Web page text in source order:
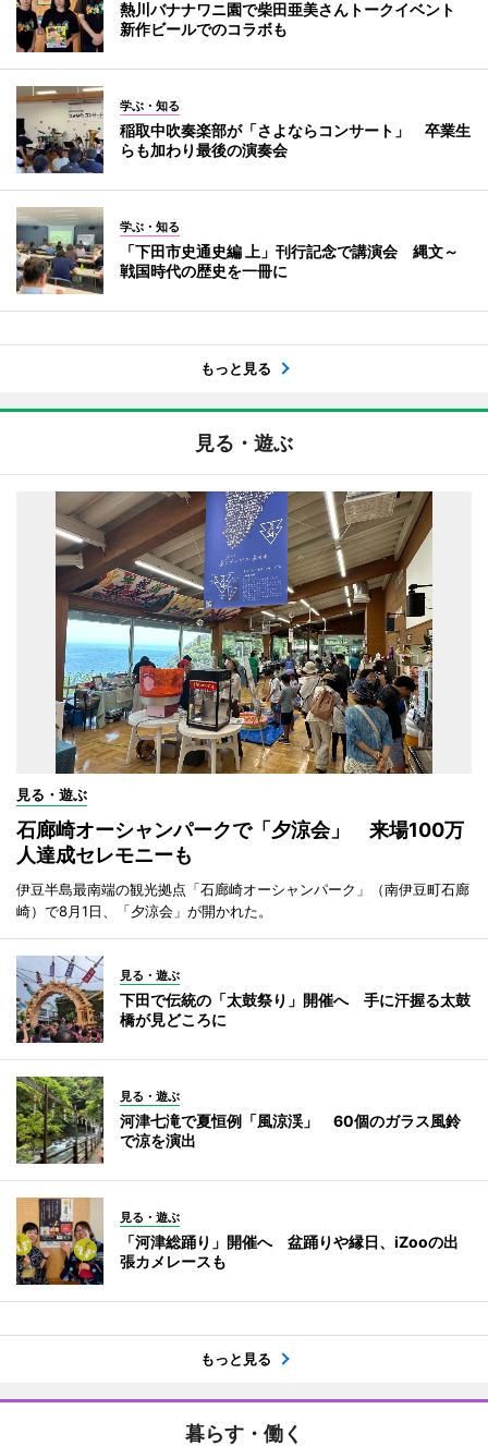
熱川バナナワニ園で柴田亜美さんトークイベント
新作ビールでのコラボも
学ぶ・知る
稲取中吹奏楽部が「さよならコンサート」 卒業生
らも加わり最後の演奏会
学ぶ・知る
「下田市史通史編 上」刊行記念で講演会 縄文～
戦国時代の歴史を一冊に
もっと見る
見る・遊ぶ
見る・遊ぶ
石廊崎オーシャンパークで「夕涼会」 来場100万
人達成セレモニーも
伊豆半島最南端の観光拠点「石廊崎オーシャンパーク」（南伊豆町石廊
崎）で8月1日、「夕涼会」が開かれた。
見る・遊ぶ
下田で伝統の「太鼓祭り」開催へ 手に汗握る太鼓
橋が見どころに
見る・遊ぶ
河津七滝で夏恒例「風涼渓」 60個のガラス風鈴
で涼を演出
見る・遊ぶ
「河津総踊り」開催へ 盆踊りや縁日、iZooの出
張カメレースも
もっと見る
暮らす・働く